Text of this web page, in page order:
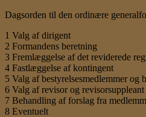
Dagsorden til den ordinære
1 Valg af dirigent
2 Formandens beretning
3 Fremlæggelse af det reviderede
4 Fastlæggelse af kontingent
5 Valg af bestyrelsesmedlemmer og
6 Valg af revisor og revisorsuppleant
7 Behandling af forslag fra
8 Eventuelt